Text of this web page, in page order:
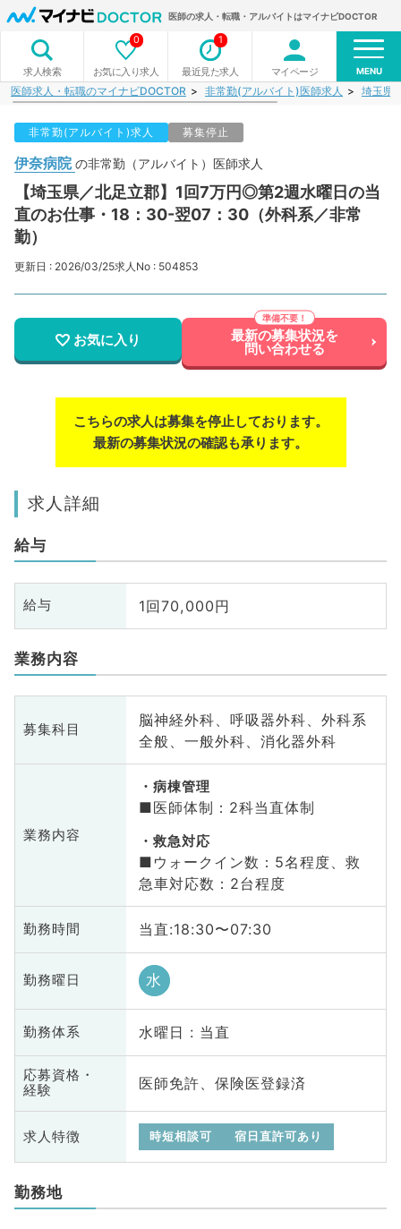
医師の求人・転職・アルバイトはマイナビDOCTOR
求人検索 お気に入り求人
0
最近見た求人
1
マイページ MENU
医師求人・転職のマイナビDOCTOR 非常勤(アルバイト)医師求人 埼玉県
非常勤(アルバイト)求人 募集停止
伊奈病院の非常勤（アルバイト）医師求人
【埼玉県／北足立郡】1回7万円◎第2週水曜日の当
直のお仕事・18：30-翌07：30（外科系／非常
勤）
更新日 : 2026/03/25求人No : 504853
お気に入り 最新の募集状況を
問い合わせる
こちらの求人は募集を停止しております。
最新の募集状況の確認も承ります。
求人詳細
給与
給与 1回70,000円
業務内容
募集科目
脳神経外科、呼吸器外科、外科系
全般、一般外科、消化器外科
業務内容
病棟管理
■医師体制：2科当直体制
救急対応
■ウォークイン数：5名程度、救
急車対応数：2台程度
勤務時間 当直:18:30〜07:30
勤務曜日 水
勤務体系 水曜日 : 当直
応募資格・
経験
医師免許、保険医登録済
求人特徴 時短相談可 宿日直許可あり
勤務地